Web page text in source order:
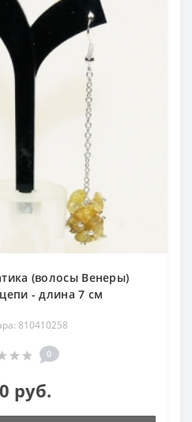
(волосы Венеры)
- длина 7 см
810410258
0
руб.